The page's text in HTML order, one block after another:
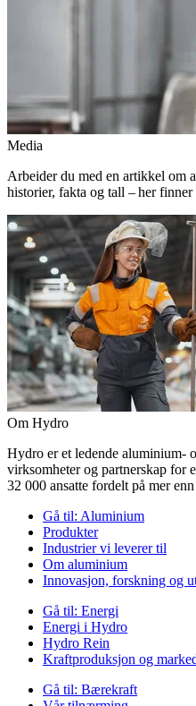
Media
Arbeider du med en artikkel om
historier, fakta og tall – her finner
Om Hydro
Hydro er et ledende aluminium-
virksomheter og partnerskap for
32 000 ansatte fordelt på mer
Gå til: Aluminium
Produkter
Industrier vi leverer til
Om aluminium
Innovasjon, forskning og
Gå til: Energi
Energi i Hydro
Hydro Rein
Kraftproduksjon og
Gå til: Bærekraft